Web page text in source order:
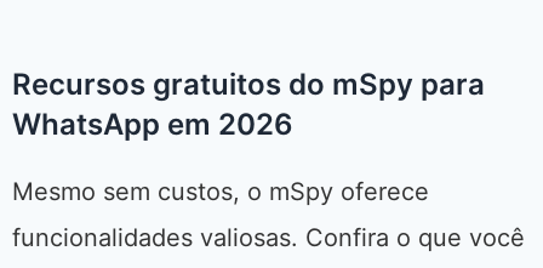
Recursos gratuitos do mSpy para
WhatsApp em 2026
Mesmo sem custos, o mSpy oferece
funcionalidades valiosas. Confira o que você